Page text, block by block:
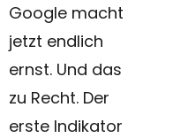
Google macht
jetzt endlich
ernst. Und das
zu Recht. Der
erste Indikator